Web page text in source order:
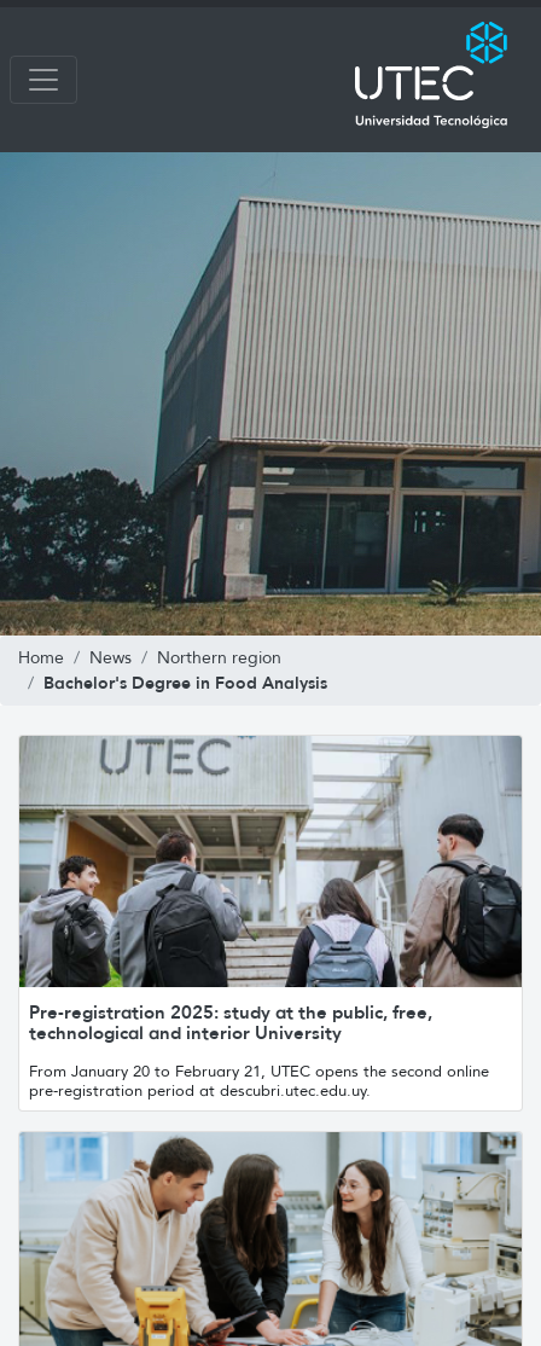
Home News Northern region
Bachelor's Degree in Food Analysis
Pre-registration 2025: study at the public, free,
technological and interior University
From January 20 to February 21, UTEC opens the second online
pre-registration period at descubri.utec.edu.uy.